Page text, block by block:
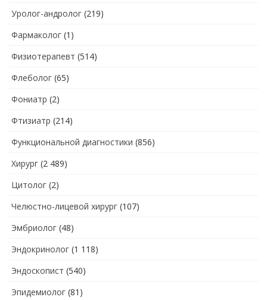
Уролог-андролог (219)
Фармаколог (1)
Физиотерапевт (514)
Флеболог (65)
Фониатр (2)
Фтизиатр (214)
Функциональной диагностики (856)
Хирург (2 489)
Цитолог (2)
Челюстно-лицевой хирург (107)
Эмбриолог (48)
Эндокринолог (1 118)
Эндоскопист (540)
Эпидемиолог (81)